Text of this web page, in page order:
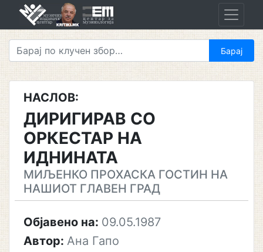
НАСЛОВ:
ДИРИГИРАВ СО
ОРКЕСТАР НА
ИДНИНАТА
МИЉЕНКО ПРОХАСКА ГОСТИН НА
НАШИОТ ГЛАВЕН ГРАД
Објавено на: 09.05.1987
Автор: Ана Гапо